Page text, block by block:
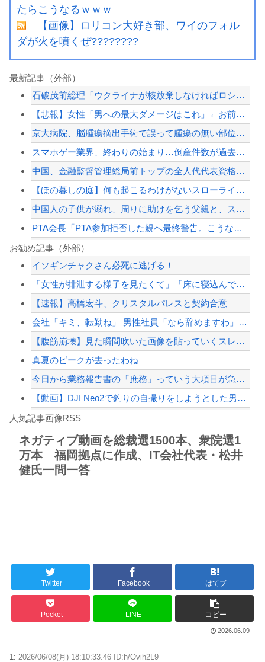
たらこうなるｗｗｗ
【画像】ロリコン大好き部、ワイのフォル
ダが火を噴くぜ????????
最新記事（外部）
石破茂前総理「ウクライナが核放棄しなければロシア侵攻しなかった」！
【悲報】女性「男への最大ダメージはこれ」←お前ら耐えられる？
京大病院、脳腫瘍摘出手術で誤って腫瘍の無い部位を摘出 脳幹など損傷受け植物状態に
スマホゲー業界、終わりの始まり…倒産件数が過去最多ペース「数億円かけても爆ﾀﾋ」
中国、金融監督管理総局前トップの全人代代表資格を剥奪…重大な規律違反で！
【ほの暮しの庭】何も起こるわけがないスローライフ【カルロ・ピノ】[2026.08...
中国人の子供が溺れ、周りに助けを乞う父親と、スマホを向けてインプレ稼ぎの見物人
PTA会長「PTA参加拒否した親へ最終警告。こうなってもいい？」
【悲報】ゴルゴさん、高額報酬のくせに無茶すぎる依頼ばかりでお疲れ気味ｗｗｗｗｗ
【配信者】「金バエ」のSNS更新が1週間途絶え、様々な憶測が飛び交う。1週間ぶり...
【緊急速報】NYで警官が黒人男性の首を絞め、暴動第二波不可避へ
Powered by livedoor 相互RSS
お勧め記事（外部）
イソギンチャクさん必死に逃げる！
「女性が排泄する様子を見たくて」「床に寝込んでしまった」女子トイレに侵入した疑い...
【速報】高橋宏斗、クリスタルパレスと契約合意
会社「キミ、転勤ね」 男性社員「なら辞めますわ」 → 凄いことになるｗｗｗｗｗｗ
【腹筋崩壊】見た瞬間吹いた画像を貼っていくスレｗｗｗｗ
真夏のピークが去ったわね
今日から業務報告書の「庶務」っていう大項目が急に廃止されたんだけど意味不明すぎる
【動画】DJI Neo2で釣りの自撮りをしようとした男の悲劇（ノ∇`）
しんのすけ「ギアスを手に入れたゾ」
8/4のニュース
Powered by livedoor 相互RSS
人気記事画像RSS
ネガティブ動画を総裁選1500本、衆院選1
万本 福岡拠点に作成、IT会社代表・松井
健氏一問一答
Twitter Facebook はてブ
Pocket LINE コピー
2026.06.09
1: 2026/06/08(月) 18:10:33.46 ID:h/Ovih2L9